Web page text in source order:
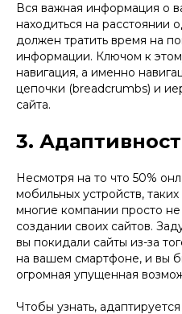
Вся важная информация о
находиться на расстоянии
должен тратить время на
информации. Ключом к
навигация, а именно
цепочки (breadcrumbs) и
сайта.
3.
Несмотря на то что 50%
мобильных устройств,
многие компании просто
создании своих сайтов.
вы покидали сайты из-за
на вашем смартфоне, и вы
огромная упущенная
Чтобы узнать,